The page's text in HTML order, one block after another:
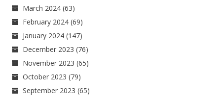
March 2024 (63)
February 2024 (69)
January 2024 (147)
December 2023 (76)
November 2023 (65)
October 2023 (79)
September 2023 (65)